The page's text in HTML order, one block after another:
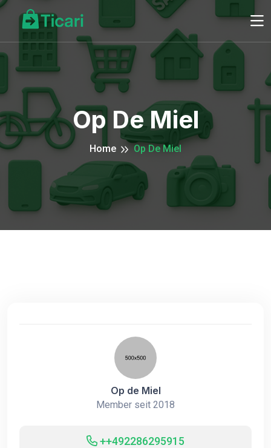
Op De Miel
Home Op De Miel
Op de Miel
Member seit 2018
++492286295915